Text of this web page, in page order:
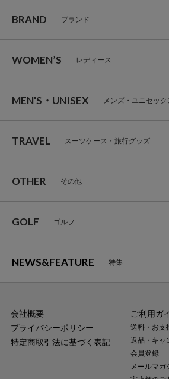
BRAND ブランド
WOMEN’S レディース
MEN'S・UNISEX メンズ・ユニセック
TRAVEL スーツケース・旅行グッズ
OTHER その他
GOLF ゴルフ
NEWS&FEATURE 特集
会社概要
プライバシーポリシー
特定商取引法に基づく表記
ご利用ガ
送料・お支
返品・キャ
会員登録
メールマガ